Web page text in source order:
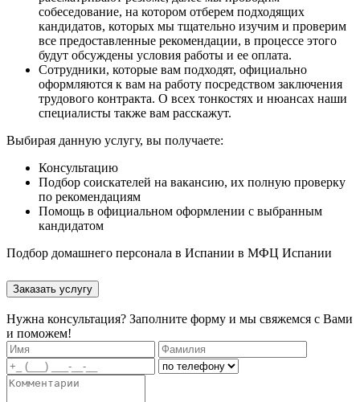
собеседование, на котором отберем подходящих
кандидатов, которых мы тщательно изучим и проверим
все предоставленные рекомендации, в процессе этого
будут обсуждены условия работы и ее оплата.
Сотрудники, которые вам подходят, официально
оформляются к вам на работу посредством заключения
трудового контракта. О всех тонкостях и нюансах наши
специалисты также вам расскажут.
Выбирая данную услугу, вы получаете:
Консультацию
Подбор соискателей на вакансию, их полную проверку
по рекомендациям
Помощь в официальном оформлении с выбранным
кандидатом
Подбор домашнего персонала в Испании в МФЦ Испании
Заказать услугу
Нужна консультация? Заполните форму и мы свяжемся с Вами
и поможем!